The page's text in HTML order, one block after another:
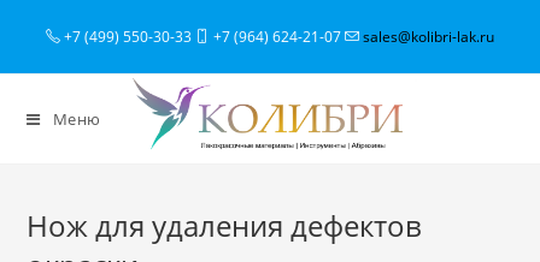
+7 (499) 550-30-33 +7 (964) 624-21-07 sales@kolibri-lak.ru
Меню
Нож для удаления дефектов